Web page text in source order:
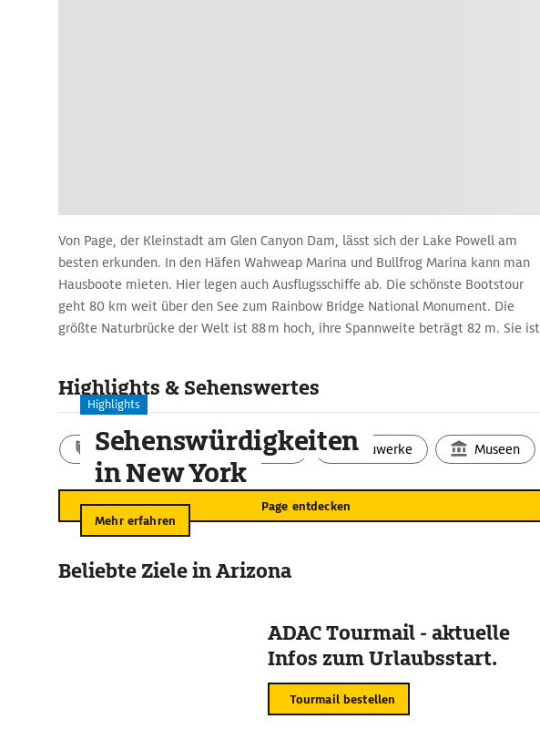
Von Page, der Kleinstadt am Glen Canyon Dam, lässt sich der Lake Powell am
besten erkunden. In den Häfen Wahweap Marina und Bullfrog Marina kann man
Hausboote mieten. Hier legen auch Ausflugsschiffe ab. Die schönste Bootstour
geht 80 km weit über den See zum Rainbow Bridge National Monument. Die
größte Naturbrücke der Welt ist 88 m hoch, ihre Spannweite beträgt 82 m. Sie ist
Highlights & Sehenswertes
Aktivitäten Landschaft Bauwerke Museen
Page entdecken
Highlights
Sehenswürdigkeiten
in New York
Mehr erfahren
Beliebte Ziele in Arizona
ADAC Tourmail - aktuelle
Infos zum Urlaubsstart.
Tourmail bestellen